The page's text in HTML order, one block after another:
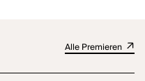
Alle Premieren